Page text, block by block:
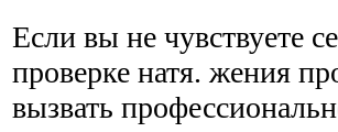
Если вы не чувствуете
проверке натя. жения
вызвать